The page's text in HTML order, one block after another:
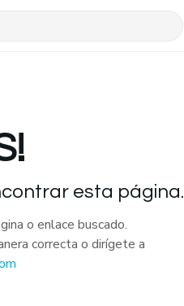
esta página.
o enlace buscado.
correcta o dirígete a